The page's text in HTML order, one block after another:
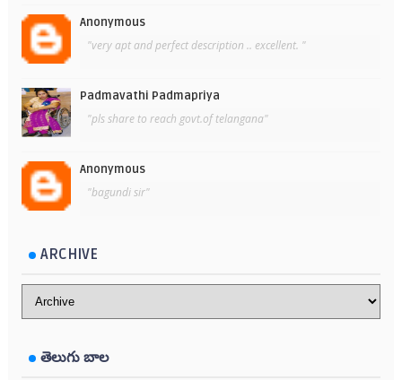
Anonymous
"very apt and perfect description .. excellent. "
Padmavathi Padmapriya
"pls share to reach govt.of telangana"
Anonymous
"bagundi sir"
ARCHIVE
తెలుగు బాల